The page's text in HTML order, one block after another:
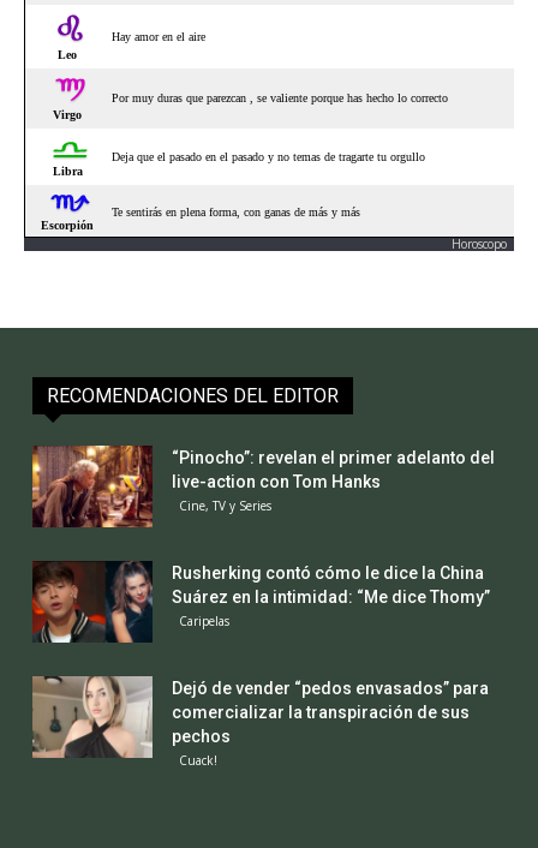
Horoscopo
RECOMENDACIONES DEL EDITOR
“Pinocho”: revelan el primer adelanto del
live-action con Tom Hanks
Cine, TV y Series
Rusherking contó cómo le dice la China
Suárez en la intimidad: “Me dice Thomy”
Caripelas
Dejó de vender “pedos envasados” para
comercializar la transpiración de sus
pechos
Cuack!